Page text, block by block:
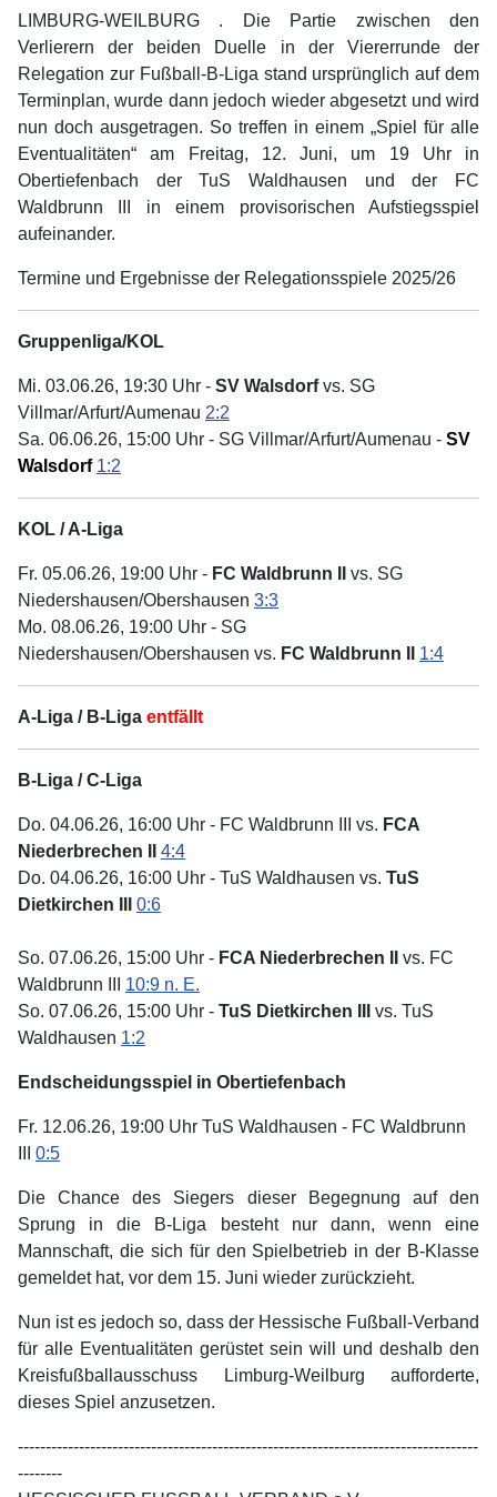
LIMBURG-WEILBURG . Die Partie zwischen den
Verlierern der beiden Duelle in der Viererrunde der
Relegation zur Fußball-B-Liga stand ursprünglich auf dem
Terminplan, wurde dann jedoch wieder abgesetzt und wird
nun doch ausgetragen. So treffen in einem „Spiel für alle
Eventualitäten“ am Freitag, 12. Juni, um 19 Uhr in
Obertiefenbach der TuS Waldhausen und der FC
Waldbrunn III in einem provisorischen Aufstiegsspiel
aufeinander.
Termine und Ergebnisse der Relegationsspiele 2025/26
Gruppenliga/KOL
Mi. 03.06.26, 19:30 Uhr - SV Walsdorfvs. SG
Villmar/Arfurt/Aumenau 2:2
Sa. 06.06.26, 15:00 Uhr - SG Villmar/Arfurt/Aumenau - SV
Walsdorf 1:2
KOL / A-Liga
Fr. 05.06.26, 19:00 Uhr - FC Waldbrunn II
vs. SG
Niedershausen/Obershausen 3:3
Mo. 08.06.26, 19:00 Uhr - SG
Niedershausen/Obershausen vs. FC Waldbrunn II 1:4
A-Liga / B-Liga entfällt
B-Liga / C-Liga
Do. 04.06.26, 16:00 Uhr - FC Waldbrunn III vs. FCA
Niederbrechen II
4:4
Do. 04.06.26, 16:00 Uhr - TuS Waldhausen vs. TuS
Dietkirchen III
0:6
So. 07.06.26, 15:00 Uhr - FCA Niederbrechen II
vs. FC
Waldbrunn III 10:9 n. E.
So. 07.06.26, 15:00 Uhr - TuS Dietkirchen III
vs. TuS
Waldhausen 1:2
Endscheidungsspiel in Obertiefenbach
Fr. 12.06.26, 19:00 Uhr TuS Waldhausen - FC Waldbrunn
0:5
Die Chance des Siegers dieser Begegnung auf den
Sprung in die B-Liga besteht nur dann, wenn eine
Mannschaft, die sich für den Spielbetrieb in der B-Klasse
gemeldet hat, vor dem 15. Juni wieder zurückzieht.
Nun ist es jedoch so, dass der Hessische Fußball-Verband
für alle Eventualitäten gerüstet sein will und deshalb den
Kreisfußballausschuss Limburg-Weilburg aufforderte,
dieses Spiel anzusetzen.
-----------------------------------------------------------------------------------
--------